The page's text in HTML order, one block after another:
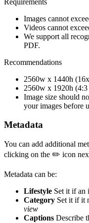
Images cannot
Videos cannot
We support all
PDF.
Recommendations
2560w x 1440h
2560w x 1920h (4:3
Image size should
your images before
Metadata
You can add additional
clicking on the ✏️ icon
Metadata can be:
Lifestyle Set it if an
Category Set it if it
view
Captions Describe